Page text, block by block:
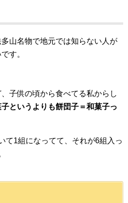
山名物で地元では知らない人が
す。
子供の頃から食べてる私からし
というよりも餅団子＝和菓子っ
て1組になってて、それが6組入っ